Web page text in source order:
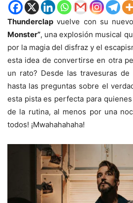
Thunderclap vuelve con su
Monster”, una explosión musical
por la magia del disfraz y el
esta idea de convertirse en otra
un rato? Desde las travesuras
hasta las preguntas sobre el
esta pista es perfecta para
de la rutina, al menos por una
todos! ¡Mwahahahaha!